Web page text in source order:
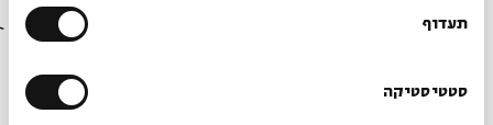
תעדוף
סטטיסטיקה